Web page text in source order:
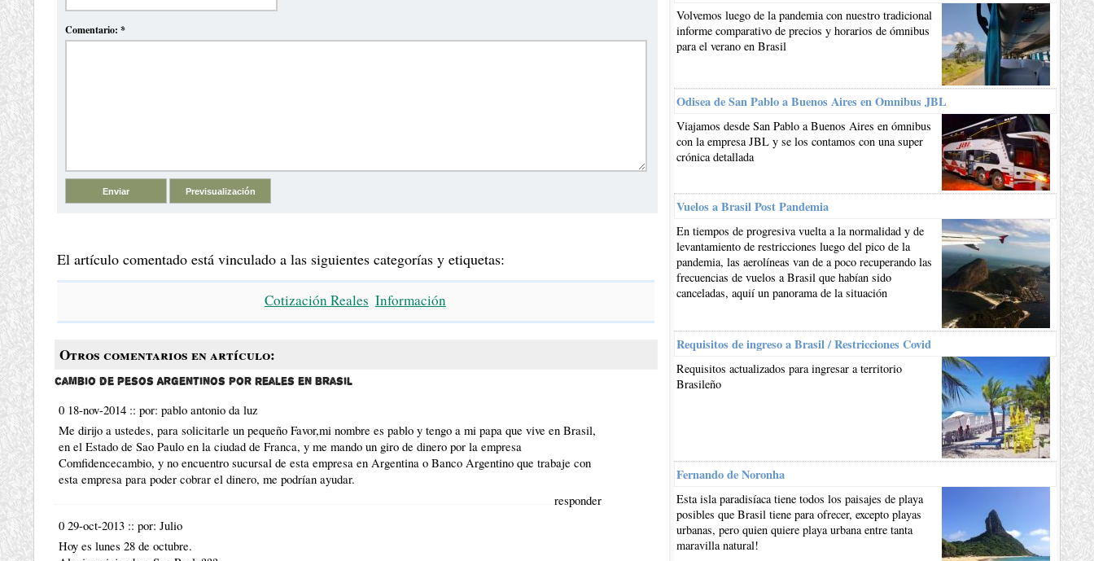
Comentario: *
El artículo comentado está vinculado a las siguientes categorías y etiquetas:
Cotización Reales Información
Otros comentarios en artículo:
Cambio de Pesos Argentinos por Reales en Brasil
0 18-nov-2014 :: por: pablo antonio da luz
Me dirijo a ustedes, para solicitarle un pequeño Favor,mi nombre es pablo y tengo a mi papa que vive en Brasil,
en el Estado de Sao Paulo en la ciudad de Franca, y me mando un giro de dinero por la empresa
Comfidencecambio, y no encuentro sucursal de esta empresa en Argentina o Banco Argentino que trabaje con
esta empresa para poder cobrar el dinero, me podrían ayudar.
responder
0 29-oct-2013 :: por: Julio
Hoy es lunes 28 de octubre.
Volvemos luego de la pandemia con nuestro tradicional
informe comparativo de precios y horarios de ómnibus
para el verano en Brasil
Odisea de San Pablo a Buenos Aires en Omnibus JBL
Viajamos desde San Pablo a Buenos Aires en ómnibus
con la empresa JBL y se los contamos con una super
crónica detallada
Vuelos a Brasil Post Pandemia
En tiempos de progresiva vuelta a la normalidad y de
levantamiento de restricciones luego del pico de la
pandemia, las aerolíneas van de a poco recuperando las
frecuencias de vuelos a Brasil que habían sido
canceladas, aquií un panorama de la situación
Requisitos de ingreso a Brasil / Restricciones Covid
Requisitos actualizados para ingresar a territorio
Brasileño
Fernando de Noronha
Esta isla paradisíaca tiene todos los paisajes de playa
posibles que Brasil tiene para ofrecer, excepto playas
urbanas, pero quien quiere playa urbana entre tanta
maravilla natural!